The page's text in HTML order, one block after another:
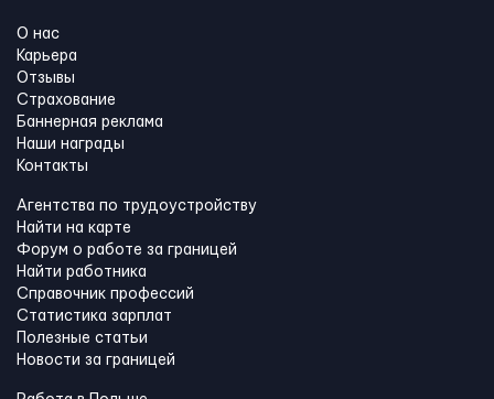
О нас
Карьера
Отзывы
Страхование
Баннерная реклама
Наши награды
Контакты
Агентства по трудоустройству
Найти на карте
Форум о работе за границей
Найти работника
Справочник профессий
Статистика зарплат
Полезные статьи
Новости за границей